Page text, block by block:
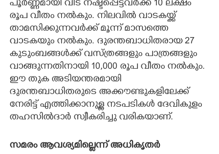
പൂർണ്ണമായി വീട് നഷ്ടപ്പെട്ടവർക്ക് 10 ലക്ഷം
രൂപ വീതം നൽകും. നിലവിൽ വാടകയ്ക്ക്
താമസിക്കുന്നവർക്ക് മൂന്ന് മാസത്തെ
വാടകയും നൽകും. ദുരന്തബാധിതരായ 27
കുടുംബങ്ങൾക്ക് വസ്ത്രങ്ങളും പാത്രങ്ങളും
വാങ്ങുന്നതിനായി 10,000 രൂപ വീതം നൽകും.
ഈ തുക അടിയന്തരമായി
ദുരന്തബാധിതരുടെ അക്കൗണ്ടുകളിലേക്ക്
നേരിട്ട് എത്തിക്കാനുള്ള നടപടികൾ ദേവികുളം
തഹസിൽദാർ സ്വീകരിച്ചു വരികയാണ്.
സമരം ആവശ്യമില്ലെന്ന് അധികൃതർ